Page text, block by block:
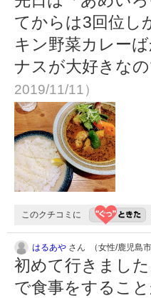
てからは3回位し
キン野菜カレー
ナスが大好きな
2019/11/11）
このクチコミに
はるあや さん （女性/鹿児島市
初めて行きまし
で食事をするこ